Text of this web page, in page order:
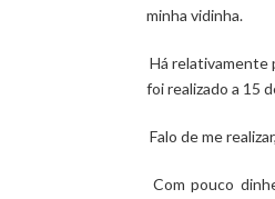
minha vidinha.
Há relativamente
foi realizado a 15
Falo de me
Com pouco